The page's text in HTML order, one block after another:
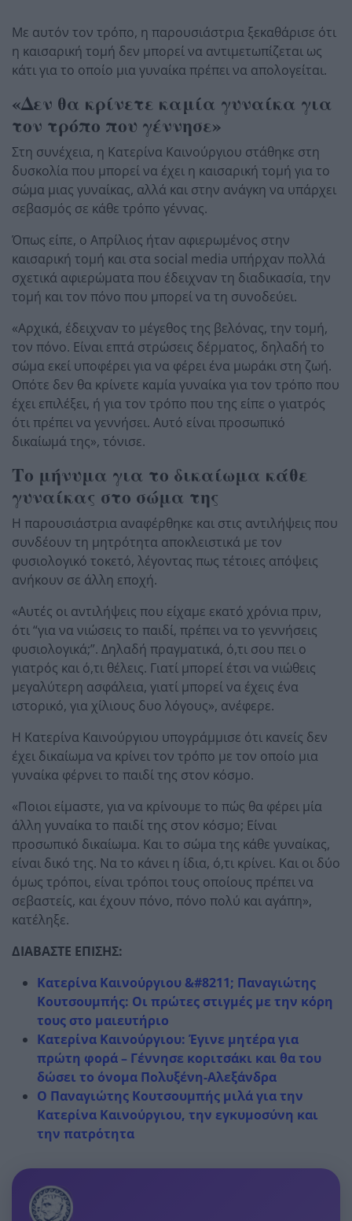
Με αυτόν τον τρόπο, η παρουσιάστρια ξεκαθάρισε ότι
η καισαρική τομή δεν μπορεί να αντιμετωπίζεται ως
κάτι για το οποίο μια γυναίκα πρέπει να απολογείται.
«Δεν θα κρίνετε καμία γυναίκα για
τον τρόπο που γέννησε»
Στη συνέχεια, η Κατερίνα Καινούργιου στάθηκε στη
δυσκολία που μπορεί να έχει η καισαρική τομή για το
σώμα μιας γυναίκας, αλλά και στην ανάγκη να υπάρχει
σεβασμός σε κάθε τρόπο γέννας.
Όπως είπε, ο Απρίλιος ήταν αφιερωμένος στην
καισαρική τομή και στα social media υπήρχαν πολλά
σχετικά αφιερώματα που έδειχναν τη διαδικασία, την
τομή και τον πόνο που μπορεί να τη συνοδεύει.
«Αρχικά, έδειχναν το μέγεθος της βελόνας, την τομή,
τον πόνο. Είναι επτά στρώσεις δέρματος, δηλαδή το
σώμα εκεί υποφέρει για να φέρει ένα μωράκι στη ζωή.
Οπότε δεν θα κρίνετε καμία γυναίκα για τον τρόπο που
έχει επιλέξει, ή για τον τρόπο που της είπε ο γιατρός
ότι πρέπει να γεννήσει. Αυτό είναι προσωπικό
δικαίωμά της», τόνισε.
Το μήνυμα για το δικαίωμα κάθε
γυναίκας στο σώμα της
Η παρουσιάστρια αναφέρθηκε και στις αντιλήψεις που
συνδέουν τη μητρότητα αποκλειστικά με τον
φυσιολογικό τοκετό, λέγοντας πως τέτοιες απόψεις
ανήκουν σε άλλη εποχή.
«Αυτές οι αντιλήψεις που είχαμε εκατό χρόνια πριν,
ότι “για να νιώσεις το παιδί, πρέπει να το γεννήσεις
φυσιολογικά;”. Δηλαδή πραγματικά, ό,τι σου πει ο
γιατρός και ό,τι θέλεις. Γιατί μπορεί έτσι να νιώθεις
μεγαλύτερη ασφάλεια, γιατί μπορεί να έχεις ένα
ιστορικό, για χίλιους δυο λόγους», ανέφερε.
Η Κατερίνα Καινούργιου υπογράμμισε ότι κανείς δεν
έχει δικαίωμα να κρίνει τον τρόπο με τον οποίο μια
γυναίκα φέρνει το παιδί της στον κόσμο.
«Ποιοι είμαστε, για να κρίνουμε το πώς θα φέρει μία
άλλη γυναίκα το παιδί της στον κόσμο; Είναι
προσωπικό δικαίωμα. Και το σώμα της κάθε γυναίκας,
είναι δικό της. Να το κάνει η ίδια, ό,τι κρίνει. Και οι δύο
όμως τρόποι, είναι τρόποι τους οποίους πρέπει να
σεβαστείς, και έχουν πόνο, πόνο πολύ και αγάπη»,
κατέληξε.
ΔΙΑΒΑΣΤΕ ΕΠΙΣΗΣ:
Κατερίνα Καινούργιου &#8211; Παναγιώτης
Κουτσουμπής: Οι πρώτες στιγμές με την κόρη
τους στο μαιευτήριο
Κατερίνα Καινούργιου: Έγινε μητέρα για
πρώτη φορά – Γέννησε κοριτσάκι και θα του
δώσει το όνομα Πολυξένη-Αλεξάνδρα
Ο Παναγιώτης Κουτσουμπής μιλά για την
Κατερίνα Καινούργιου, την εγκυμοσύνη και
την πατρότητα